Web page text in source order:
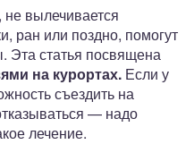
не вылечивается
ран или поздно, помогут
Эта статья посвящена
на курортах. Если у
съездить на
— надо
лечение.